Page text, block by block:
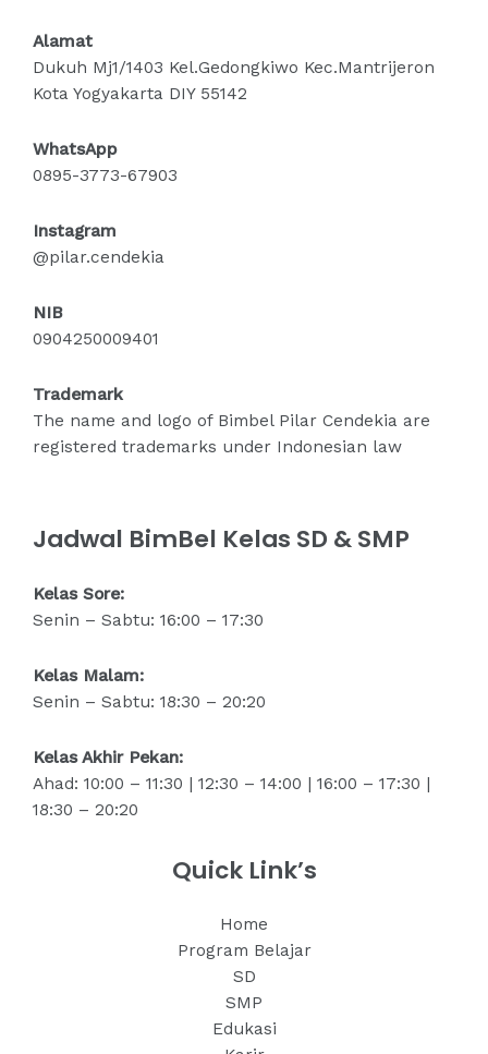
Alamat
Dukuh Mj1/1403 Kel.Gedongkiwo Kec.Mantrijeron
Kota Yogyakarta DIY 55142
WhatsApp
0895-3773-67903
Instagram
@pilar.cendekia
NIB
0904250009401
Trademark
The name and logo of Bimbel Pilar Cendekia are
registered trademarks under Indonesian law
Jadwal BimBel Kelas SD & SMP
Kelas Sore:
Senin – Sabtu: 16:00 – 17:30
Kelas Malam:
Senin – Sabtu: 18:30 – 20:20
Kelas Akhir Pekan:
Ahad: 10:00 – 11:30 | 12:30 – 14:00 | 16:00 – 17:30 |
18:30 – 20:20
Quick Link’s
Home
Program Belajar
SD
SMP
Edukasi